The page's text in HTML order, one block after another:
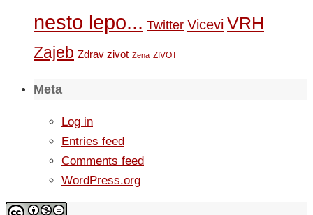
nesto lepo... Twitter Vicevi VRH
Zajeb Zdrav zivot Zena ZIVOT
Meta
Log in
Entries feed
Comments feed
WordPress.org